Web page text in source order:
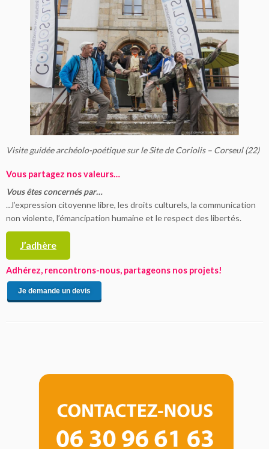
Visite guidée archéolo-poétique sur le Site de Coriolis – Corseul (22)
Vous partagez nos valeurs…
Vous êtes concernés par…
…l’expression citoyenne libre, les droits culturels, la communication
non violente, l’émancipation humaine et le respect des libertés.
J’adhère
Adhérez, rencontrons-nous, partageons nos projets!
Je demande un devis